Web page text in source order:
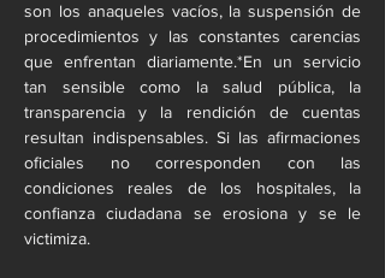
son los anaqueles vacíos, la suspensión de
procedimientos y las constantes carencias
que enfrentan diariamente.*En un servicio
tan sensible como la salud pública, la
transparencia y la rendición de cuentas
resultan indispensables. Si las afirmaciones
oficiales no corresponden con las
condiciones reales de los hospitales, la
confianza ciudadana se erosiona y se le
victimiza.